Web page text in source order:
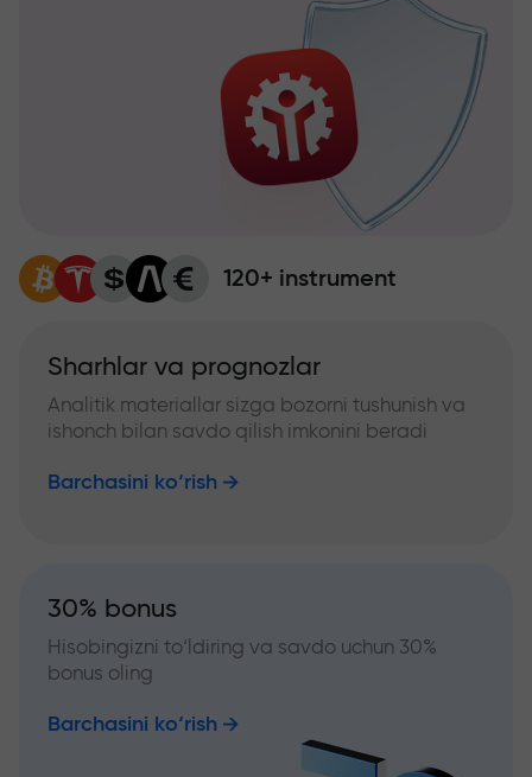
120+ instrument
Sharhlar va prognozlar
Analitik materiallar sizga bozorni tushunish va
ishonch bilan savdo qilish imkonini beradi
Barchasini ko‘rish
30% bonus
Hisobingizni to‘ldiring va savdo uchun 30%
bonus oling
Barchasini ko‘rish